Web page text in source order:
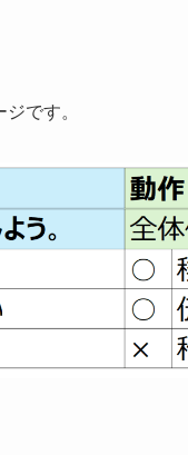
です。